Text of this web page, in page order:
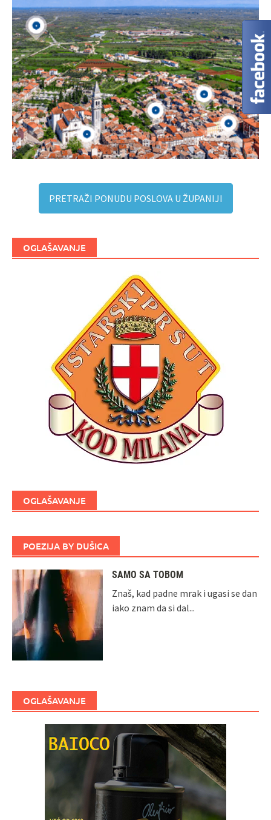
PRETRAŽI PONUDU POSLOVA U ŽUPANIJI
OGLAŠAVANJE
OGLAŠAVANJE
POEZIJA BY DUŠICA
SAMO SA TOBOM
Znaš, kad padne mrak i ugasi se dan
iako znam da si dal...
OGLAŠAVANJE